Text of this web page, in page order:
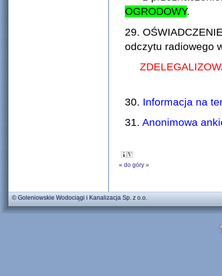
OGRODOWY
29.
odczytu radiowego
30. Informacja na
31. Anonimowa
« do góry »
© Goleniowskie Wodociągi i Kanalizacja Sp. z o.o.